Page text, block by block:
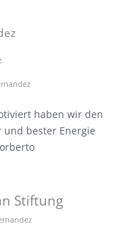
haben wir den
bester Energie
Stiftung